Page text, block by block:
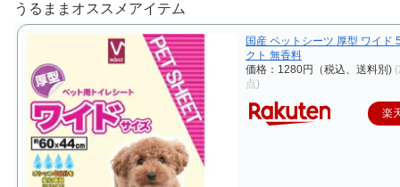
うるままオススメアイテム
国産 ペットシーツ 厚型 ワイド
クト 無香料
価格：1280円（税込、送料別)
点)
楽